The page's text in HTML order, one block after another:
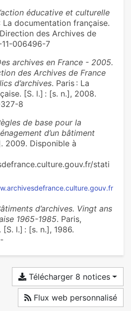
éducative et culturelle
La documentation française.
des Archives de
11-006496-7
archives en France - 2005.
des Archives de France
d’archives. Paris : La
[S. l.] : [s. n.], 2008.
8
de base pour la
d’un bâtiment
2009. Disponible à
stati
d’archives. Vingt ans
1965-1985. Paris,
l.] : [s. n.], 1986.
Télécharger 8 notices
Flux web personnalisé